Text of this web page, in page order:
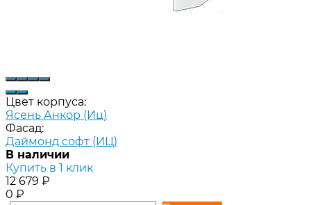
Цвет корпуса:
Ясень Анкор (Иц)
Фасад:
Даймонд софт (ИЦ)
В наличии
Купить в 1 клик
12 679 ₽
0 ₽